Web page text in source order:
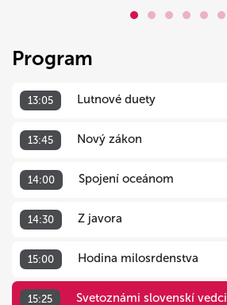
Program
13:05 Lutnové duety
13:45 Nový zákon
14:00 Spojení oceánom
14:30 Z javora
15:00 Hodina milosrdenstva
15:25 Svetoznámi slovenskí vedci